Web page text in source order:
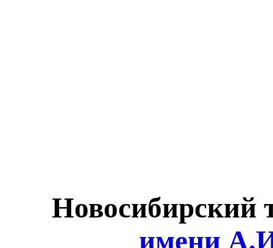
Новосибирский
имени